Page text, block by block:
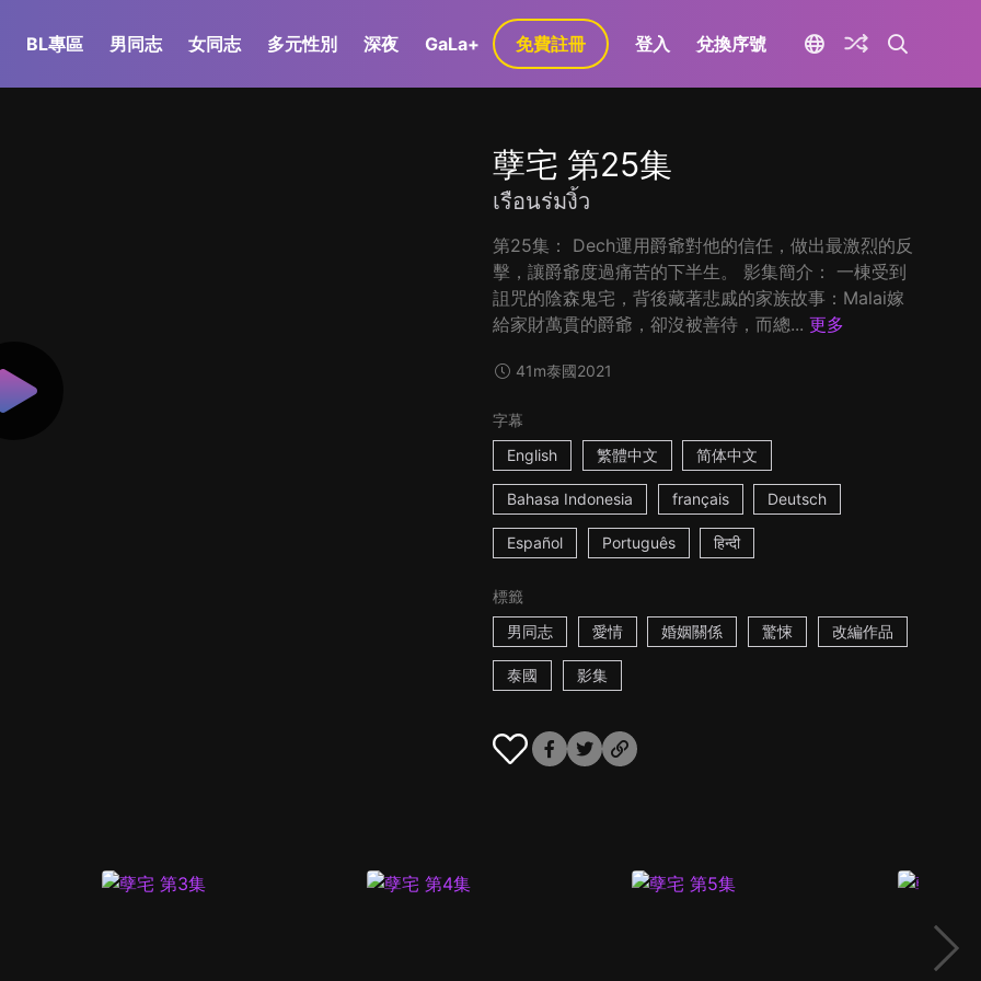
BL專區 男同志 女同志 多元性別 深夜 GaLa+ 免費註冊 登入 兌換序號
孽宅 第25集
เรือนร่มงิ้ว
第25集： Dech運用爵爺對他的信任，做出最激烈的反
擊，讓爵爺度過痛苦的下半生。 影集簡介： 一棟受到
詛咒的陰森鬼宅，背後藏著悲戚的家族故事：Malai嫁
給家財萬貫的爵爺，卻沒被善待，而總... 更多
41m泰國2021
字幕
English
繁體中文 简体中文
Bahasa Indonesia français Deutsch
Español Português हिन्दी
標籤
男同志
愛情 婚姻關係 驚悚 改編作品
泰國 影集